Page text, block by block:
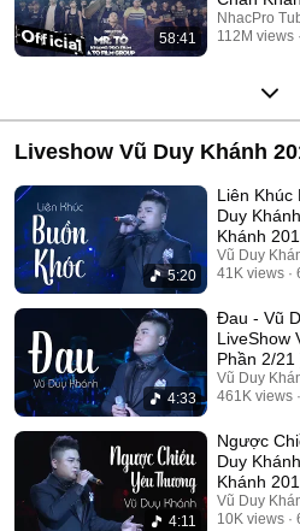
58:41
NhacPro
112M views
Liveshow Vũ Duy Khánh
Hưng , Đạt G , Dương
5:20
Liên Khúc
Duy
Khánh
Vũ Duy
41K views
4:33
Đau - Vũ
LiveShow
Phần 2/21
Vũ Duy
461K views
4:11
Ngược
Duy Khánh ( LiveShow Vũ Duy
Khánh
Vũ Duy
10K views